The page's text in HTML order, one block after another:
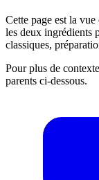
Cette page est la
les deux ingrédients
classiques,
Pour plus de
parents ci-dessous.